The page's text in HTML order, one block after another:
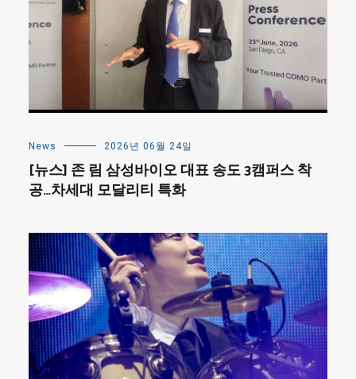
News 2026년 06월 24일
[뉴스] 존 림 삼성바이오 대표 송도 3캠퍼스 착
공…차세대 모달리티 특화